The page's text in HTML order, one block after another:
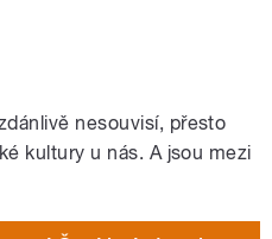
nesouvisí, přesto
kultury u nás. A jsou mezi